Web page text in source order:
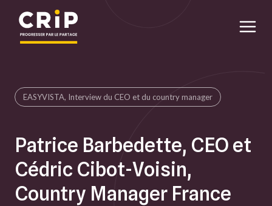
EASYVISTA, Interview du CEO et du country manager
Patrice Barbedette, CEO et
Cédric Cibot-Voisin,
Country Manager France